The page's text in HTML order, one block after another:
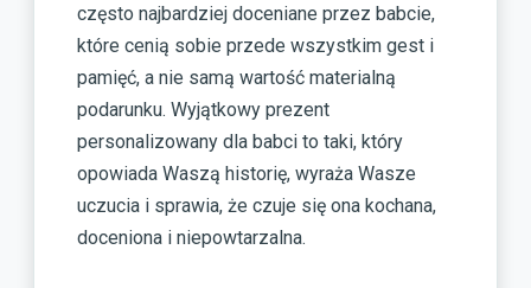
często najbardziej doceniane przez babcie,
które cenią sobie przede wszystkim gest i
pamięć, a nie samą wartość materialną
podarunku. Wyjątkowy prezent
personalizowany dla babci to taki, który
opowiada Waszą historię, wyraża Wasze
uczucia i sprawia, że czuje się ona kochana,
doceniona i niepowtarzalna.